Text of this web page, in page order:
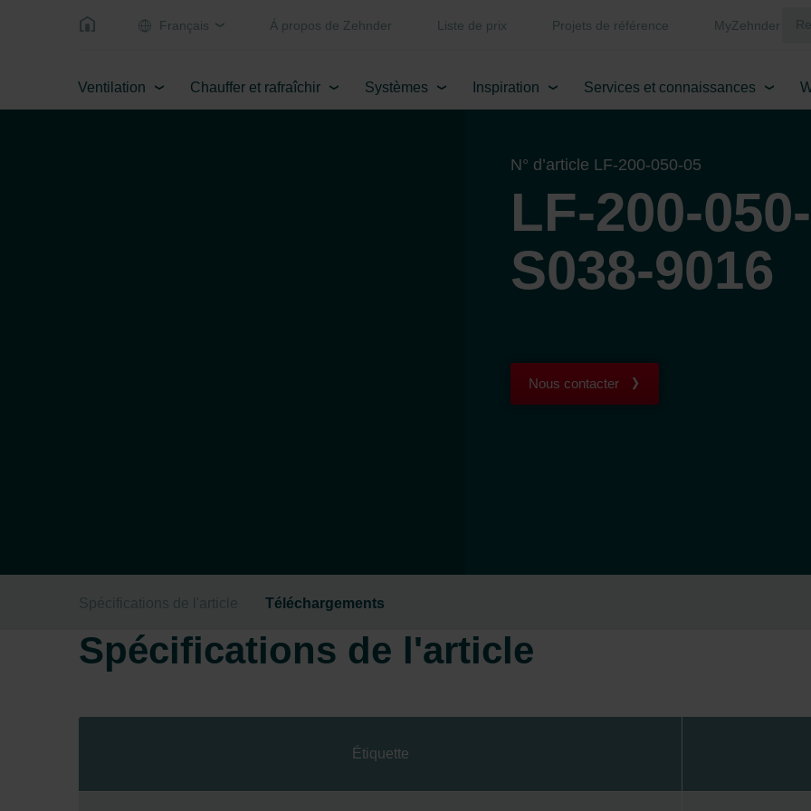
Français Á propos de Zehnder Liste de prix Projets de référence MyZehnder
Ventilation Chauffer et rafraîchir Systèmes Inspiration Services et connaissances
N° d’article LF-200-050-05
LF-200-
S038-9016
Nous contacter
Spécifications de l'article Téléchargements
Spécifications de l'article
Étiquette